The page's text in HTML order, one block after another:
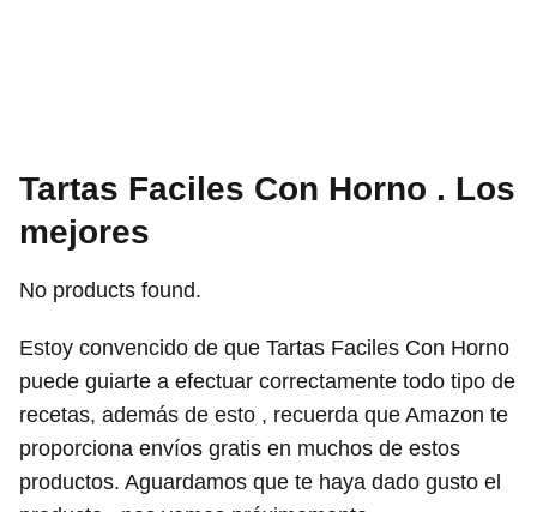
Tartas Faciles Con Horno . Los
mejores
No products found.
Estoy convencido de que Tartas Faciles Con Horno
puede guiarte a efectuar correctamente todo tipo de
recetas, además de esto , recuerda que Amazon te
proporciona envíos gratis en muchos de estos
productos. Aguardamos que te haya dado gusto el